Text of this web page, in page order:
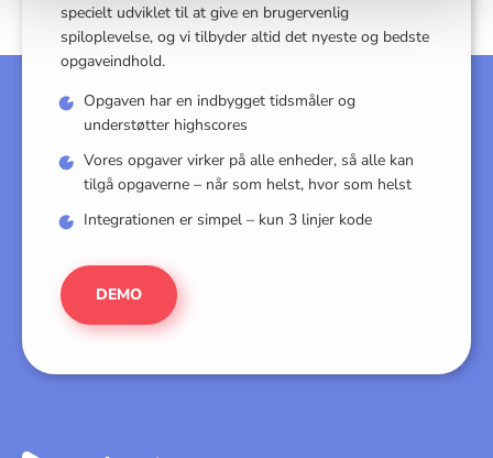
specielt udviklet til at give en brugervenlig
spiloplevelse, og vi tilbyder altid det nyeste og bedste
opgaveindhold.
Opgaven har en indbygget tidsmåler og
understøtter highscores
Vores opgaver virker på alle enheder, så alle kan
tilgå opgaverne – når som helst, hvor som helst
Integrationen er simpel – kun 3 linjer kode
DEMO